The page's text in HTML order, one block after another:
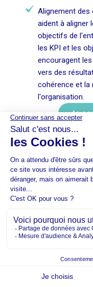
Alignement des
aident à aligner
objectifs de
les KPI et les
encouragent
vers des
cohérence et la
l'organisation.
Je
Nos articles
un